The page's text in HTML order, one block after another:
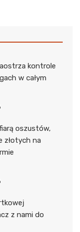
kontrole
w całym
oszustów,
złotych na
z nami do